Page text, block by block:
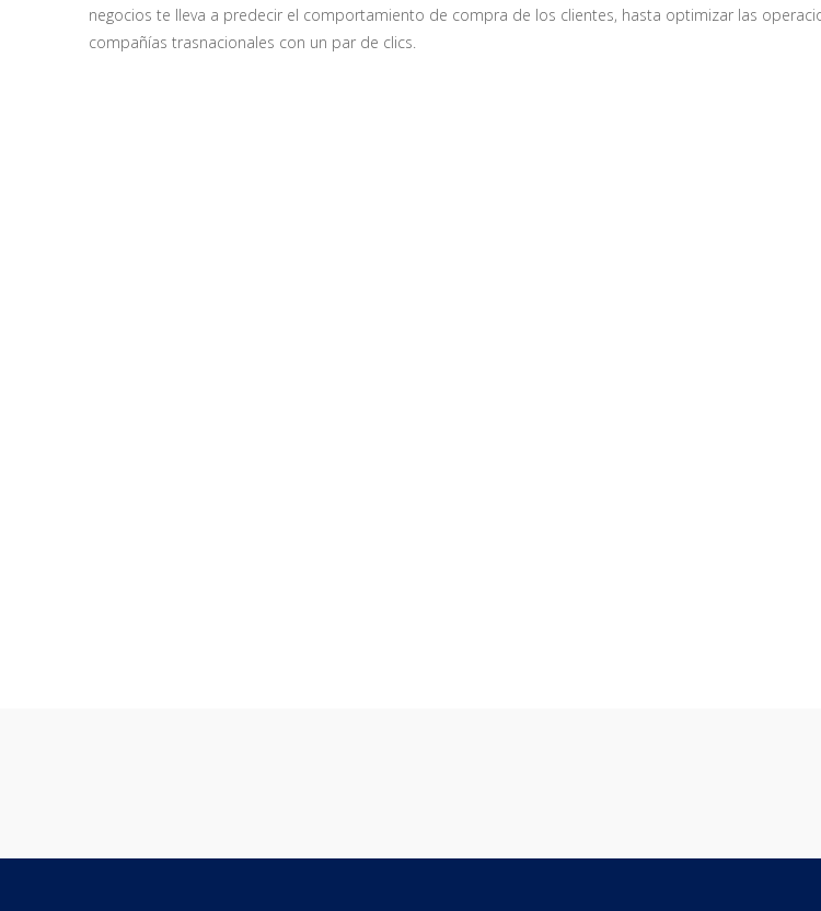
negocios te lleva a predecir el comportamiento de compra de los clientes, hasta optimizar las
compañías trasnacionales con un par de clics.